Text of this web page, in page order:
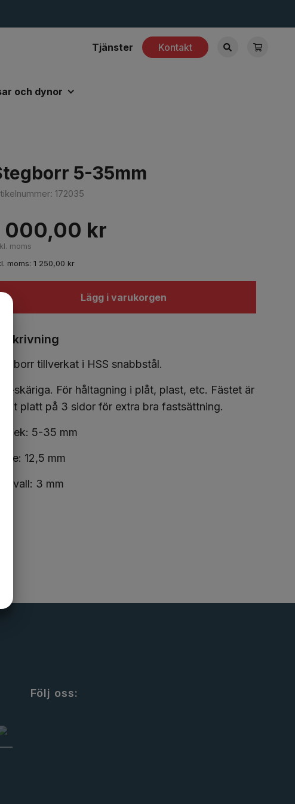
Tjänster Kontakt
och dynor
5-35mm
172035
000,00 kr
moms
moms:1 250,00 kr
Lägg i varukorgen
tillverkat i HSS snabbstål.
skäriga. För håltagning i plåt, plast, etc. Fästet är
platt på 3 sidor för extra bra fastsättning.
5-35 mm
12,5 mm
3 mm
Följ oss: